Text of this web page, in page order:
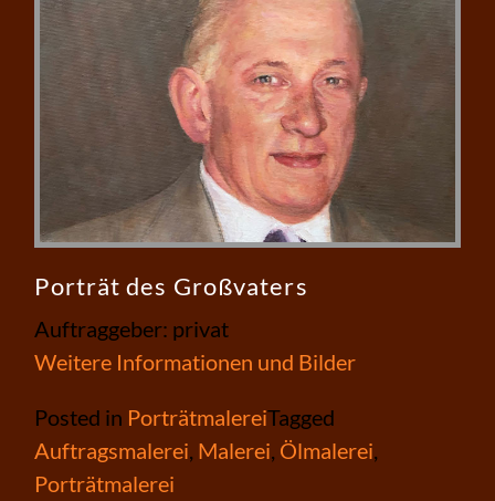
Porträt des Großvaters
Auftraggeber: privat
Weitere Informationen und Bilder
Posted in PorträtmalereiTagged
Auftragsmalerei, Malerei, Ölmalerei,
Porträtmalerei